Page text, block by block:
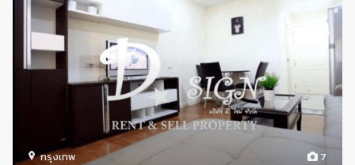
7
กรุงเทพ